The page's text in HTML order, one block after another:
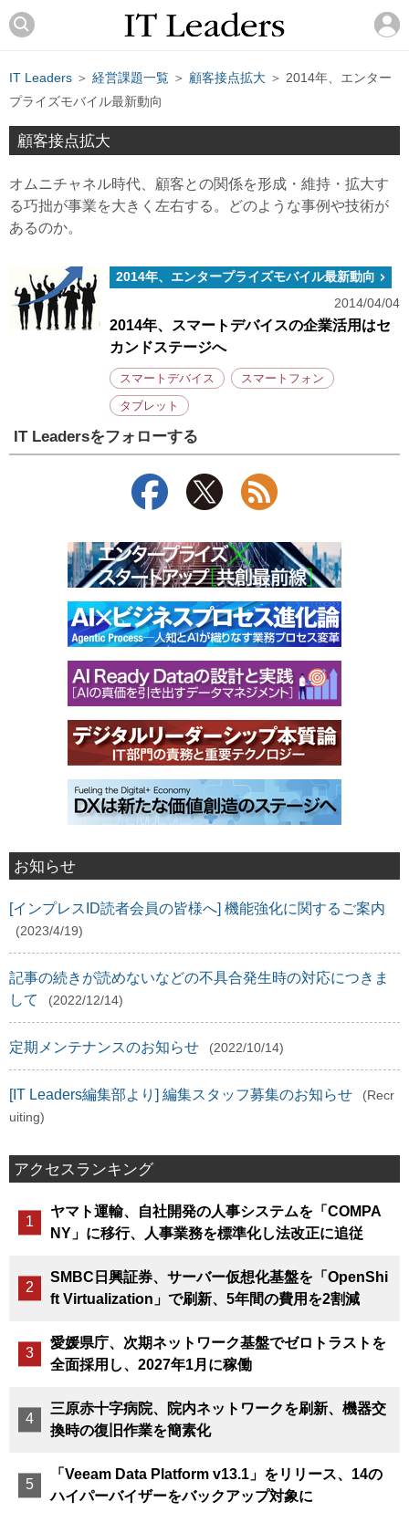
IT Leaders ＞ 経営課題一覧 ＞ 顧客接点拡大 ＞ 2014年、エンター
プライズモバイル最新動向
顧客接点拡大
オムニチャネル時代、顧客との関係を形成・維持・拡大す
る巧拙が事業を大きく左右する。どのような事例や技術が
あるのか。
2014年、エンタープライズモバイル最新動向
2014/04/04
2014年、スマートデバイスの企業活用はセ
カンドステージへ
スマートデバイス スマートフォン
タブレット
IT Leadersをフォローする
お知らせ
[インプレスID読者会員の皆様へ] 機能強化に関するご案内
(2023/4/19)
記事の続きが読めないなどの不具合発生時の対応につきま
して
(2022/12/14)
定期メンテナンスのお知らせ (2022/10/14)
[IT Leaders編集部より] 編集スタッフ募集のお知らせ
(Recr
uiting)
アクセスランキング
ヤマト運輸、自社開発の人事システムを「COMPA
NY」に移行、人事業務を標準化し法改正に追従
SMBC日興証券、サーバー仮想化基盤を「OpenShi
ft Virtualization」で刷新、5年間の費用を2割減
愛媛県庁、次期ネットワーク基盤でゼロトラストを
全面採用し、2027年1月に稼働
三原赤十字病院、院内ネットワークを刷新、機器交
換時の復旧作業を簡素化
「Veeam Data Platform v13.1」をリリース、14の
ハイパーバイザーをバックアップ対象に